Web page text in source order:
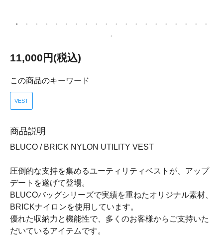
11,000円(税込)
この商品のキーワード
VEST
商品説明
BLUCO / BRICK NYLON UTILITY VEST
圧倒的な支持を集めるユーティリティベストが、アップ
デートを遂げて登場。
BLUCOバッグシリーズで実績を重ねたオリジナル素材、
BRICKナイロンを使用しています。
優れた収納力と機能性で、多くのお客様からご支持いた
だいているアイテムです。